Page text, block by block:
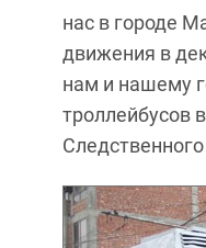
нас в городе
движения в
нам и нашему
троллейбусов